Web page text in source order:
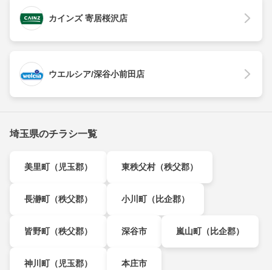
カインズ 寄居桜沢店
ウエルシア/深谷小前田店
埼玉県のチラシ一覧
美里町（児玉郡） 東秩父村（秩父郡）
長瀞町（秩父郡） 小川町（比企郡）
皆野町（秩父郡） 深谷市 嵐山町（比企郡）
神川町（児玉郡） 本庄市